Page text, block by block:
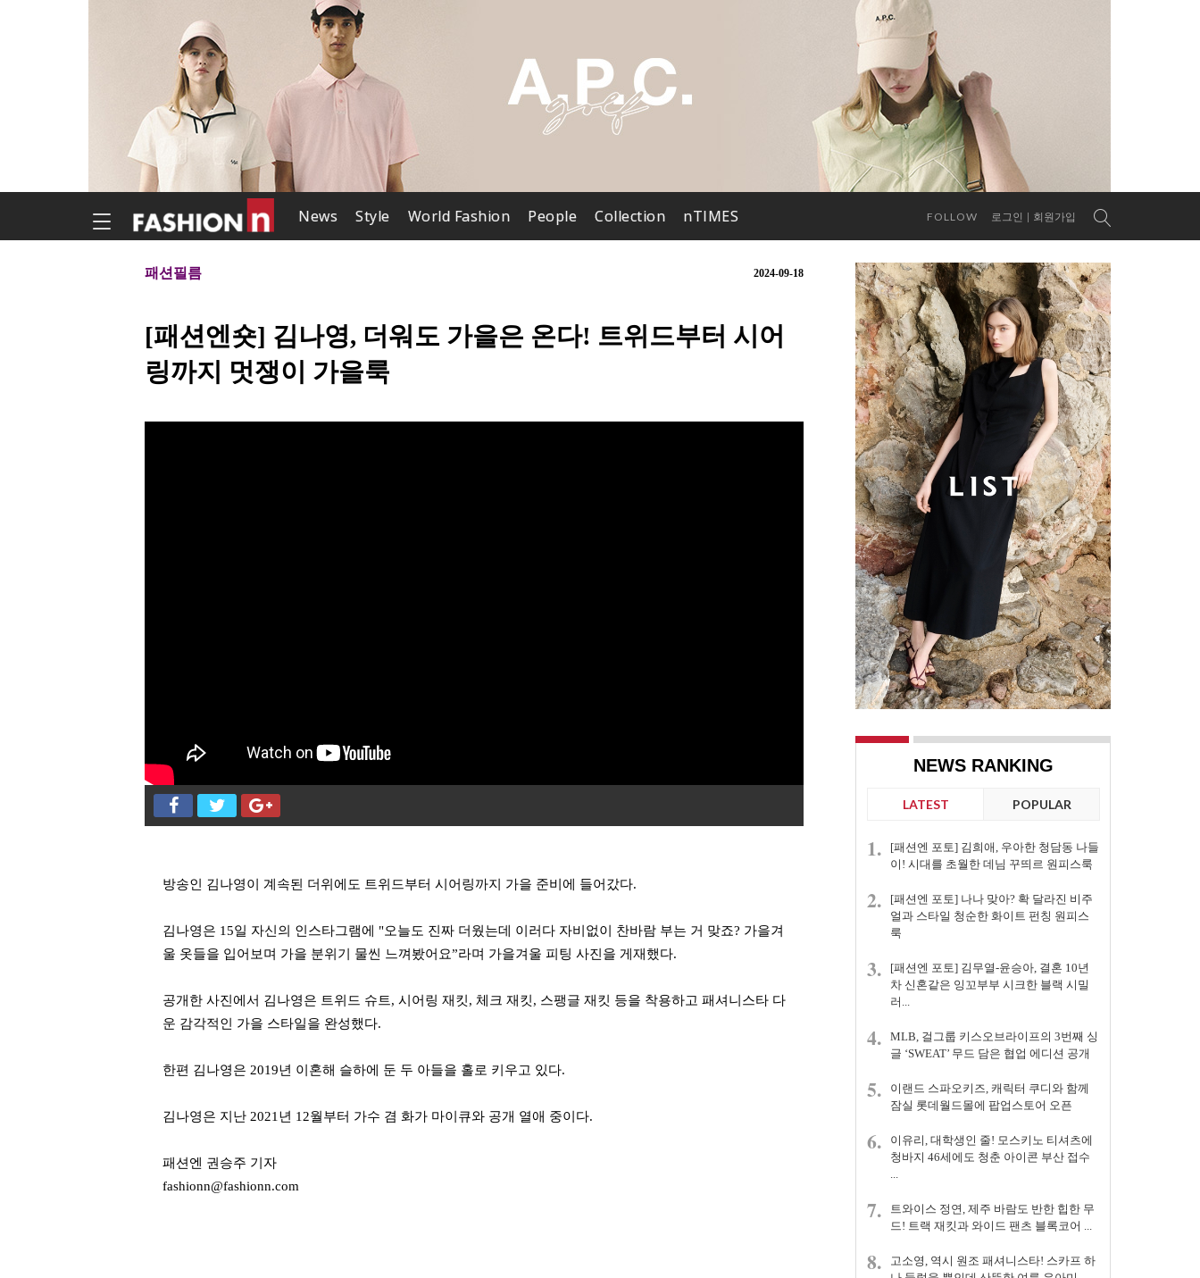
News Style World Fashion People Collection nTIMES FOLLOW 로그인 회원가입
패션필름 2024-09-18
[패션엔숏] 김나영, 더워도 가을은 온다! 트위드부터 시어
링까지 멋쟁이 가을룩
방송인 김나영이 계속된 더위에도 트위드부터 시어링까지 가을 준비에 들어갔다.
김나영은 15일 자신의 인스타그램에 "오늘도 진짜 더웠는데 이러다 자비없이 찬바람 부는 거 맞죠? 가을겨
울 옷들을 입어보며 가을 분위기 물씬 느껴봤어요”라며 가을겨울 피팅 사진을 게재했다.
공개한 사진에서 김나영은 트위드 슈트, 시어링 재킷, 체크 재킷, 스팽글 재킷 등을 착용하고 패셔니스타 다
운 감각적인 가을 스타일을 완성했다.
한편 김나영은 2019년 이혼해 슬하에 둔 두 아들을 홀로 키우고 있다.
김나영은 지난 2021년 12월부터 가수 겸 화가 마이큐와 공개 열애 중이다.
패션엔 권승주 기자
fashionn@fashionn.com
NEWS RANKING
LATEST POPULAR
1.
[패션엔 포토] 김희애, 우아한 청담동 나들
이! 시대를 초월한 데님 꾸띄르 원피스룩
2.
[패션엔 포토] 나나 맞아? 확 달라진 비주
얼과 스타일 청순한 화이트 펀칭 원피스
룩
3.
[패션엔 포토] 김무열-윤승아, 결혼 10년
차 신혼같은 잉꼬부부 시크한 블랙 시밀
러...
4.
MLB, 걸그룹 키스오브라이프의 3번째 싱
글 ‘SWEAT’ 무드 담은 협업 에디션 공개
5.
이랜드 스파오키즈, 캐릭터 쿠디와 함께
잠실 롯데월드몰에 팝업스토어 오픈
6.
이유리, 대학생인 줄! 모스키노 티셔츠에
청바지 46세에도 청춘 아이콘 부산 접수
...
7.
트와이스 정연, 제주 바람도 반한 힙한 무
드! 트랙 재킷과 와이드 팬츠 블록코어 ...
8.
고소영, 역시 원조 패셔니스타! 스카프 하